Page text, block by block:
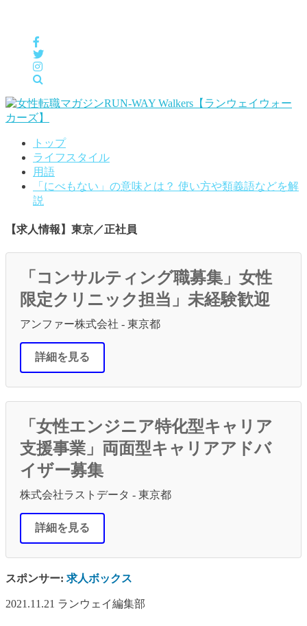
トップ
ライフスタイル
用語
「にべもない」の意味とは？ 使い方や類義語などを解
説
【求人情報】東京／正社員
「コンサルティング職募集」女性
限定クリニック担当」未経験歓迎
アンファー株式会社 - 東京都
詳細を見る
「女性エンジニア特化型キャリア
支援事業」両面型キャリアアドバ
イザー募集
株式会社ラストデータ - 東京都
詳細を見る
スポンサー: 求人ボックス
2021.11.21 ランウェイ編集部